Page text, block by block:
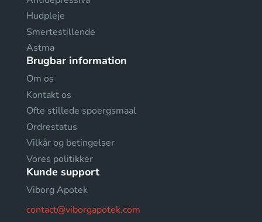
Hudpleje
Smertestillende
Astma
Brugbar information
Om os
Kontakt os
Ofte stillede spoergsmaal
Ordrestatus
Vilkår og betingelser
Vores politikker
Kunde support
Viborg Apotek
contact@viborgapotek.com